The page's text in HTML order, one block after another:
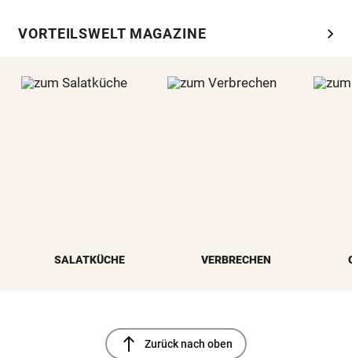
VORTEILSWELT MAGAZINE chevron_right
SALATKÜCHE VERBRECHEN
north Zurück nach oben